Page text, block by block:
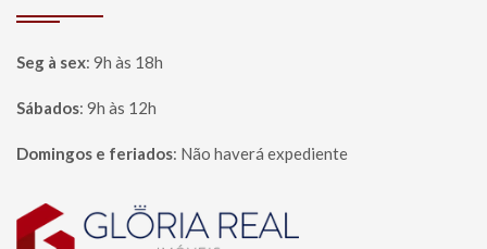
Seg à sex: 9h às 18h
Sábados: 9h às 12h
Domingos e feriados: Não haverá expediente
Página inicial